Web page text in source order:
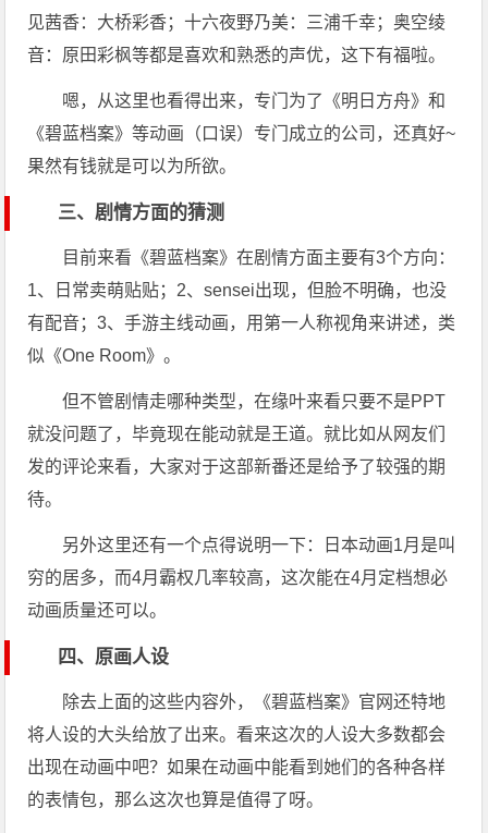
见茜香：大桥彩香；十六夜野乃美：三浦千幸；奥空绫
音：原田彩枫等都是喜欢和熟悉的声优，这下有福啦。
嗯，从这里也看得出来，专门为了《明日方舟》和
《碧蓝档案》等动画（口误）专门成立的公司，还真好~
果然有钱就是可以为所欲。
三、剧情方面的猜测
目前来看《碧蓝档案》在剧情方面主要有3个方向：
1、日常卖萌贴贴；2、sensei出现，但脸不明确，也没
有配音；3、手游主线动画，用第一人称视角来讲述，类
似《One Room》。
但不管剧情走哪种类型，在缘叶来看只要不是PPT
就没问题了，毕竟现在能动就是王道。就比如从网友们
发的评论来看，大家对于这部新番还是给予了较强的期
待。
另外这里还有一个点得说明一下：日本动画1月是叫
穷的居多，而4月霸权几率较高，这次能在4月定档想必
动画质量还可以。
四、原画人设
除去上面的这些内容外，《碧蓝档案》官网还特地
将人设的大头给放了出来。看来这次的人设大多数都会
出现在动画中吧？如果在动画中能看到她们的各种各样
的表情包，那么这次也算是值得了呀。